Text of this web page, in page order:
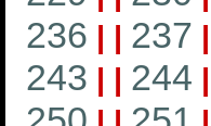
236 | | 237 |
243 | | 244 |